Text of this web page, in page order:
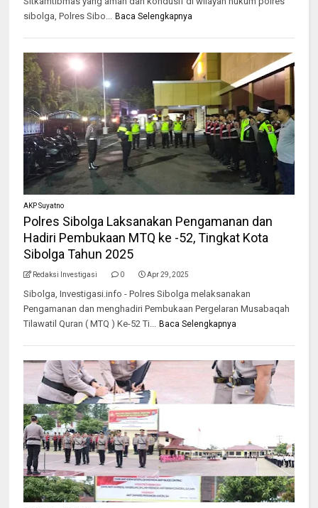
sibolga, Polres Sibo...
Baca Selengkapnya
AKP Suyatno
Polres Sibolga Laksanakan Pengamanan dan
Hadiri Pembukaan MTQ ke -52, Tingkat Kota
Sibolga Tahun 2025
Redaksi Investigasi 0 Apr 29, 2025
Sibolga, Investigasi.info - Polres Sibolga melaksanakan
Pengamanan dan menghadiri Pembukaan Pergelaran Musabaqah
Tilawatil Quran ( MTQ ) Ke-52 Ti...
Baca Selengkapnya